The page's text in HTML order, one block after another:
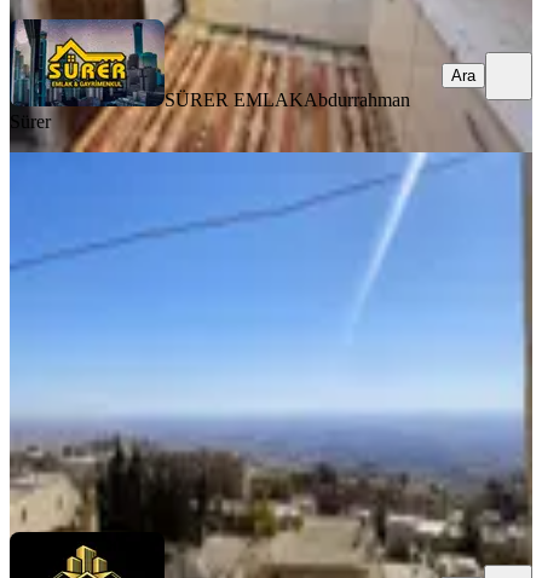
SÜRER EMLAKAbdurrahman
Sürer
Ara
Umut Emlak'tan Kırklar Kilisesi Yanı
Satılık 2+1
UMUT EMLAKONUR TURHAN
Ara